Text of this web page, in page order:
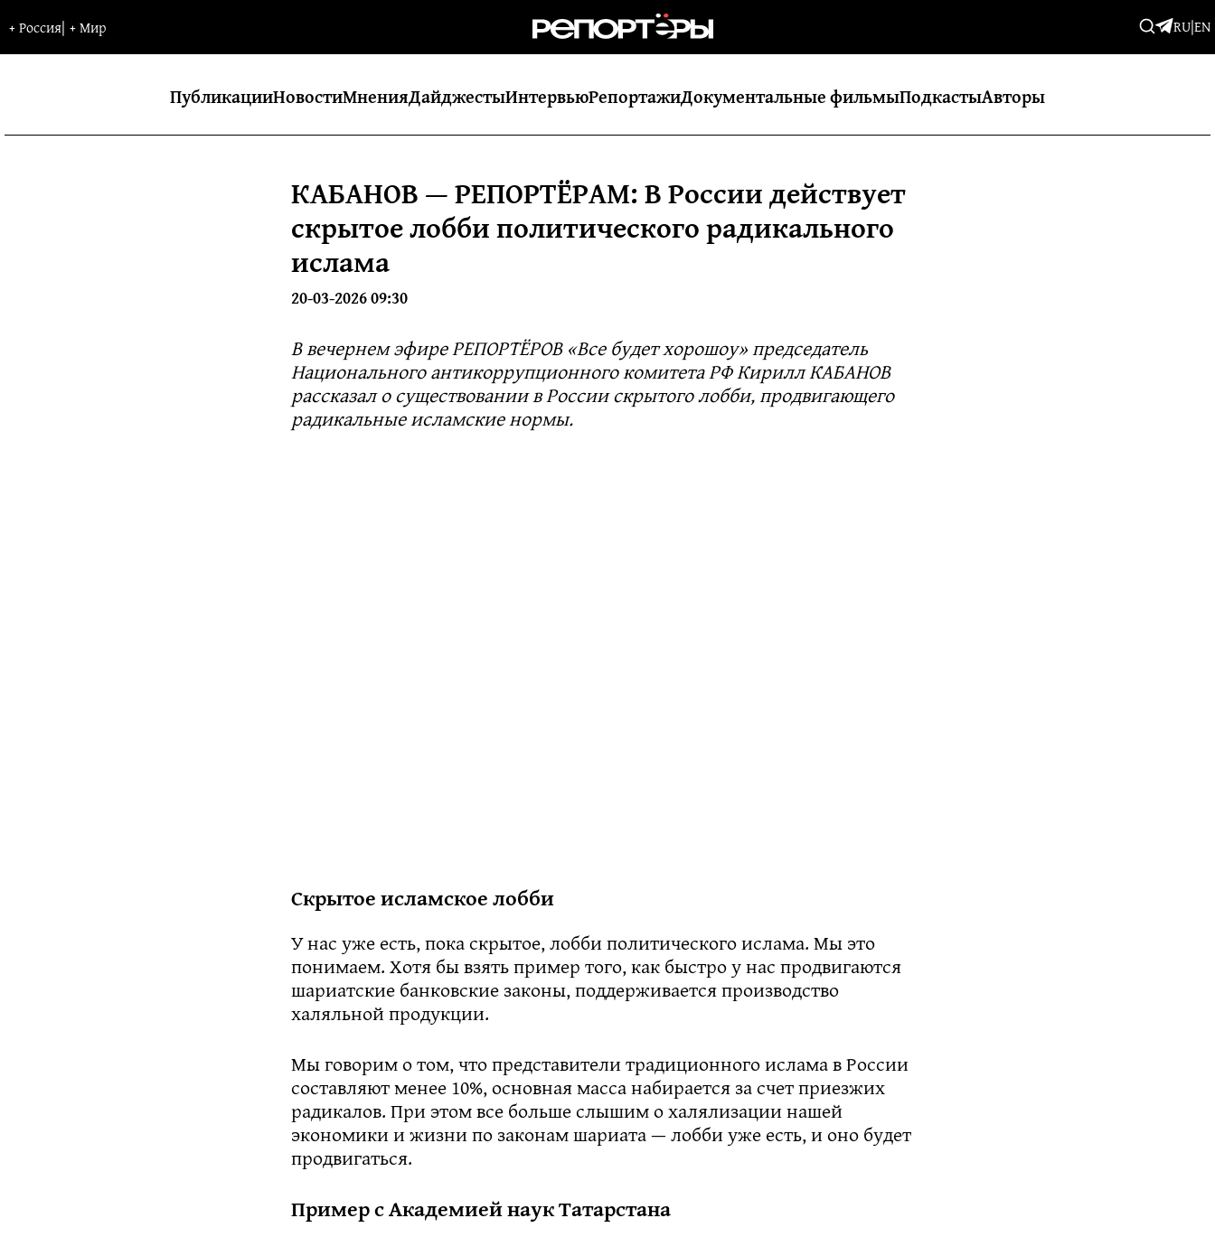
+Россия| +Мир RU|EN
ПубликацииНовостиМненияДайджестыИнтервьюРепортажиДокументальные фильмыПодкастыАвторы
КАБАНОВ — РЕПОРТЁРАМ: В России действует
скрытое лобби политического радикального
ислама
20-03-2026 09:30
В вечернем эфире РЕПОРТЁРОВ «Все будет хорошоу» председатель
Национального антикоррупционного комитета РФ Кирилл КАБАНОВ
рассказал о существовании в России скрытого лобби, продвигающего
радикальные исламские нормы.
Скрытое исламское лобби
У нас уже есть, пока скрытое, лобби политического ислама. Мы это
понимаем. Хотя бы взять пример того, как быстро у нас продвигаются
шариатские банковские законы, поддерживается производство
халяльной продукции.
Мы говорим о том, что представители традиционного ислама в России
составляют менее 10%, основная масса набирается за счет приезжих
радикалов. При этом все больше слышим о халялизации нашей
экономики и жизни по законам шариата — лобби уже есть, и оно будет
продвигаться.
Пример с Академией наук Татарстана